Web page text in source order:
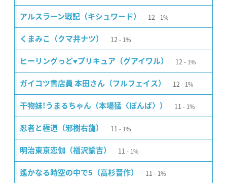
アルスラーン戦記（キシュワード） 12 1%
くまみこ（クマ井ナツ） 12 1%
ヒーリングっど♥プリキュア（グアイワル） 12 1%
ガイコツ書店員 本田さん（フルフェイス） 12 1%
干物妹!うまるちゃん（本場猛〈ぼんば〉） 11 1%
忍者と極道（邪樹右龍） 11 1%
明治東亰恋伽（福沢諭吉） 11 1%
遙かなる時空の中で5（高杉晋作） 11 1%